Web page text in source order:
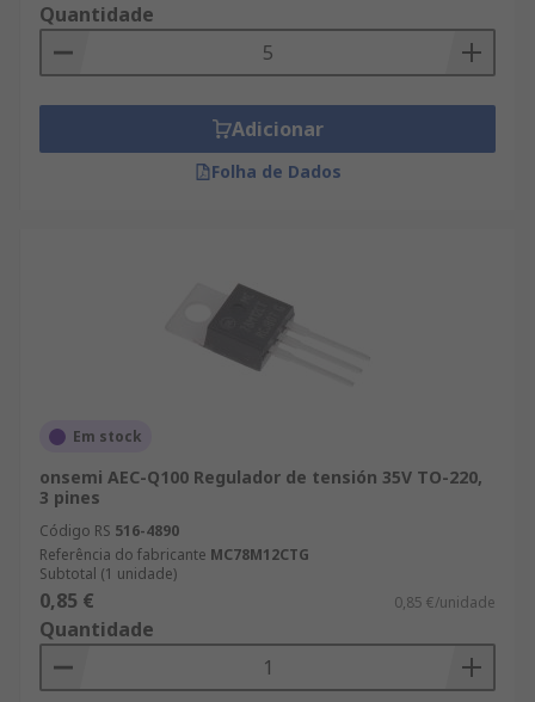
Quantidade
Adicionar
Folha de Dados
Em stock
onsemi AEC-Q100 Regulador de tensión 35V TO-220,
3 pines
Código RS 516-4890
Referência do fabricante MC78M12CTG
Subtotal (1 unidade)
0,85 € 0,85 €/unidade
Quantidade